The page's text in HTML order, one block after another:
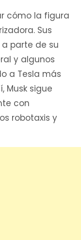
cómo la figura
Sus
parte de su
y algunos
a Tesla más
Musk sigue
con
robotaxis y